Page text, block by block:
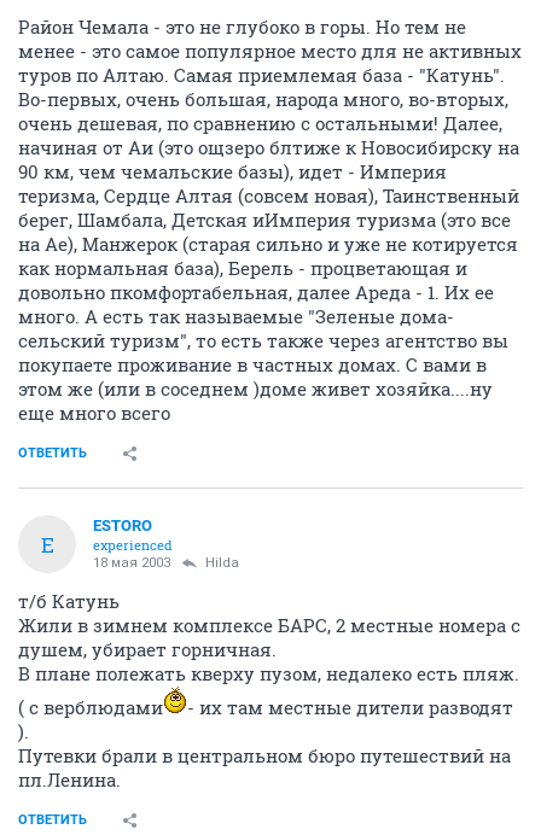
Район Чемала - это не глубоко в горы. Но тем не
менее - это самое популярное место для не активных
туров по Алтаю. Самая приемлемая база - "Катунь".
Во-первых, очень большая, народа много, во-вторых,
очень дешевая, по сравнению с остальными! Далее,
начиная от Аи (это ощзеро блтиже к Новосибирску на
90 км, чем чемальские базы), идет - Империя
теризма, Сердце Алтая (совсем новая), Таинственный
берег, Шамбала, Детская иИмперия туризма (это все
на Ае), Манжерок (старая сильно и уже не котируется
как нормальная база), Берель - процветающая и
довольно пкомфортабельная, далее Ареда - 1. Их ее
много. А есть так называемые "Зеленые дома-
сельский туризм", то есть также через агентство вы
покупаете проживание в частных домах. С вами в
этом же (или в соседнем )доме живет хозяйка....ну
еще много всего
ОТВЕТИТЬ
E
ESTORO
experienced
18 мая 2003 Hilda
т/б Катунь
Жили в зимнем комплексе БАРС, 2 местные номера с
душем, убирает горничная.
В плане полежать кверху пузом, недалеко есть пляж.
( с верблюдами
- их там местные дители разводят
).
Путевки брали в центральном бюро путешествий на
пл.Ленина.
ОТВЕТИТЬ